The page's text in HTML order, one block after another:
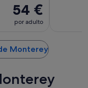
54 €
por adulto
Monterey